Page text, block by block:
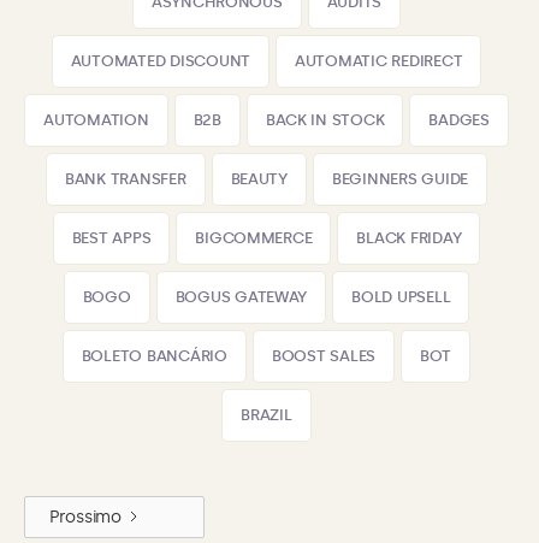
AUTOMATED DISCOUNT AUTOMATIC REDIRECT
AUTOMATION B2B BACK IN STOCK BADGES
BANK TRANSFER BEAUTY BEGINNERS GUIDE
BEST APPS BIGCOMMERCE BLACK FRIDAY
BOGO BOGUS GATEWAY BOLD UPSELL
BOLETO BANCÁRIO BOOST SALES BOT
BRAZIL
Prossimo